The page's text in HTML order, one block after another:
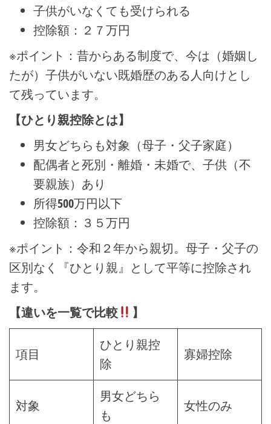
子供がいなくても受けられる
控除額：２７万円
※ポイント：昔からある制度で、今は（婚姻し
たが）子供がいない既婚歴のある人向けとし
て残っています。
【ひとり親控除とは】
男女どちらも対象（母子・父子家庭）
配偶者と死別・離婚・未婚で、子供（不
要親族）あり
所得500万円以下
控除額：３５万円
※ポイント：令和２年から親切。母子・父子の
区別なく『ひとり親』として平等に控除され
ます。
【違いを一覧で比較
】
項目
ひとり親控
除
寡婦控除
対象
男女どちら
も
女性のみ